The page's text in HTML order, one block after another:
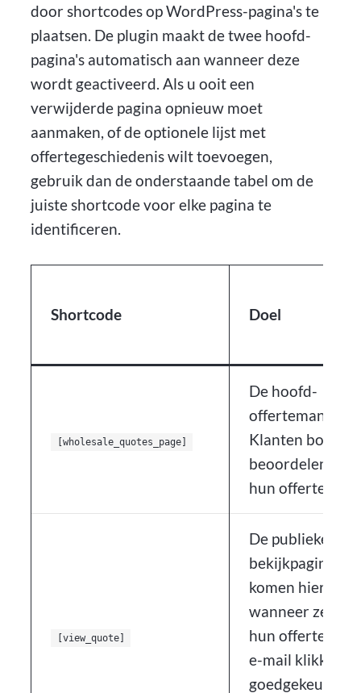
door shortcodes op WordPress-pagina's te
plaatsen. De plugin maakt de twee hoofd-
pagina's automatisch aan wanneer deze
wordt geactiveerd. Als u ooit een
verwijderde pagina opnieuw moet
aanmaken, of de optionele lijst met
offertegeschiedenis wilt toevoegen,
gebruik dan de onderstaande tabel om de
juiste shortcode voor elke pagina te
identificeren.
Shortcode Doel
[wholesale_quotes_page]
De hoofd-
Klanten
beoordelen en
hun
[view_quote]
De publieke
bekijkpagina.
komen hier
wanneer ze op
hun
e-mail klikken
goedgekeurde